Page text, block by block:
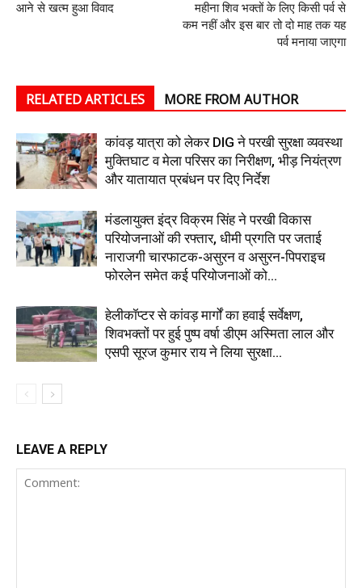
आने से खत्म हुआ विवाद
महीना शिव भक्तों के लिए किसी पर्व से
कम नहीं और इस बार तो दो माह तक यह
पर्व मनाया जाएगा
RELATED ARTICLES MORE FROM AUTHOR
कांवड़ यात्रा को लेकर DIG ने परखी सुरक्षा व्यवस्था
मुक्तिघाट व मेला परिसर का निरीक्षण, भीड़ नियंत्रण
और यातायात प्रबंधन पर दिए निर्देश
मंडलायुक्त इंद्र विक्रम सिंह ने परखी विकास
परियोजनाओं की रफ्तार, धीमी प्रगति पर जताई
नाराजगी चारफाटक-असुरन व असुरन-पिपराइच
फोरलेन समेत कई परियोजनाओं को...
हेलीकॉप्टर से कांवड़ मार्गों का हवाई सर्वेक्षण,
शिवभक्तों पर हुई पुष्प वर्षा डीएम अस्मिता लाल और
एसपी सूरज कुमार राय ने लिया सुरक्षा...
LEAVE A REPLY